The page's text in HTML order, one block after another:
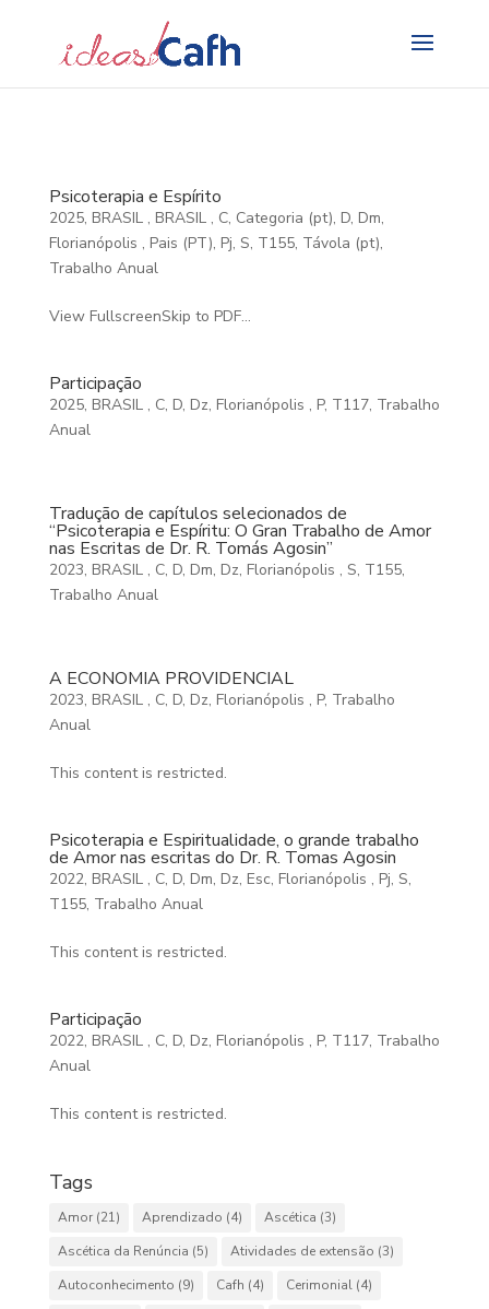
Psicoterapia e Espírito
2025, BRASIL , BRASIL , C, Categoria (pt), D, Dm,
Florianópolis , Pais (PT), Pj, S, T155, Távola (pt),
Trabalho Anual
View FullscreenSkip to PDF...
Participação
2025, BRASIL , C, D, Dz, Florianópolis , P, T117, Trabalho
Anual
Tradução de capítulos selecionados de
“Psicoterapia e Espíritu: O Gran Trabalho de Amor
nas Escritas de Dr. R. Tomás Agosin”
2023, BRASIL , C, D, Dm, Dz, Florianópolis , S, T155,
Trabalho Anual
A ECONOMIA PROVIDENCIAL
2023, BRASIL , C, D, Dz, Florianópolis , P, Trabalho
Anual
This content is restricted.
Psicoterapia e Espiritualidade, o grande trabalho
de Amor nas escritas do Dr. R. Tomas Agosin
2022, BRASIL , C, D, Dm, Dz, Esc, Florianópolis , Pj, S,
T155, Trabalho Anual
This content is restricted.
Participação
2022, BRASIL , C, D, Dz, Florianópolis , P, T117, Trabalho
Anual
This content is restricted.
Tags
Amor(21) Aprendizado (4) Ascética (3)
Ascética da Renúncia (5) Atividades de extensão (3)
Autoconhecimento (9) Cafh (4) Cerimonial(4)